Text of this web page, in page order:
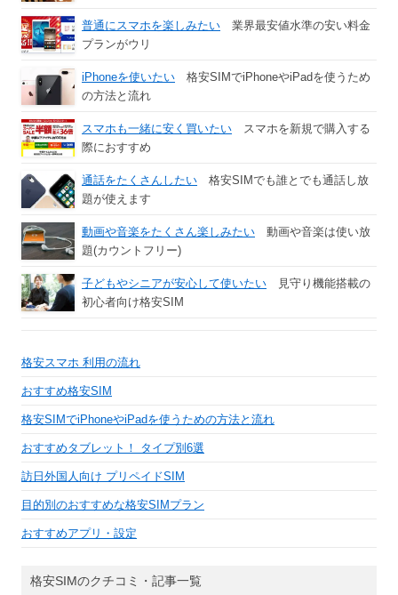
普通にスマホを楽しみたい 業界最安値水準の安い料金
プランがウリ
iPhoneを使いたい 格安SIMでiPhoneやiPadを使うため
の方法と流れ
スマホも一緒に安く買いたい スマホを新規で購入する
際におすすめ
通話をたくさんしたい 格安SIMでも誰とでも通話し放
題が使えます
動画や音楽をたくさん楽しみたい 動画や音楽は使い放
題(カウントフリー)
子どもやシニアが安心して使いたい 見守り機能搭載の
初心者向け格安SIM
格安スマホ 利用の流れ
おすすめ格安SIM
格安SIMでiPhoneやiPadを使うための方法と流れ
おすすめタブレット！ タイプ別6選
訪日外国人向け プリペイドSIM
目的別のおすすめな格安SIMプラン
おすすめアプリ・設定
格安SIMのクチコミ・記事一覧